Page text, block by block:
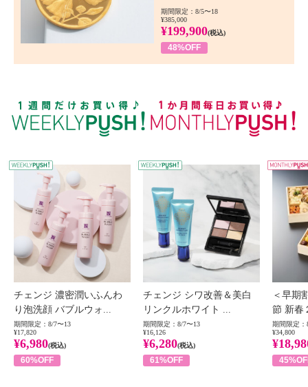
期間限定：8/5〜18
¥385,000
¥199,900(税込)
48%OFF
WEEKLY PUSH
チェンジ 濃密潤いふんわ
り泡洗顔 バブルウォ...
期間限定：8/7〜13
¥17,820
¥6,980(税込)
60%OFF
チェンジ シワ改善＆美白
リンクルホワイト ...
期間限定：8/7〜13
¥16,126
¥6,280(税込)
61%OFF
＜早期
節 新春
期間限定：
¥34,800